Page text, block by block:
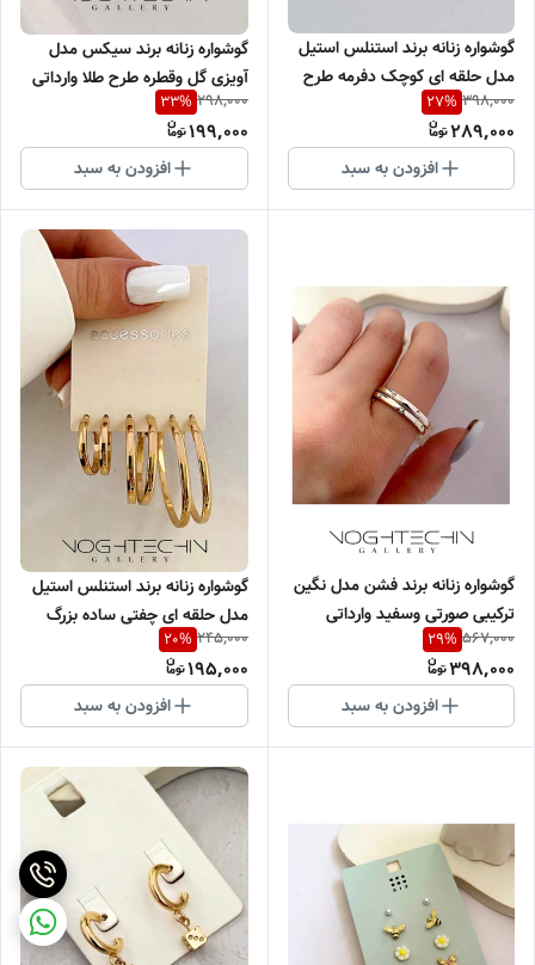
گوشواره زنانه برند استنلس استیل
مدل حلقه ای کوچک دفرمه طرح
طلا وارداتی
398,000
27%
289,000
افزودن به سبد
گوشواره زنانه برند سیکس مدل
آویزی گل وقطره طرح طلا وارداتی
298,000
33%
199,000
افزودن به سبد
گوشواره زنانه برند فشن مدل نگین
ترکیبی صورتی وسفید وارداتی
567,000
29%
398,000
افزودن به سبد
گوشواره زنانه برند استنلس استیل
مدل حلقه ای چِفتی ساده بزرگ
وکوچک طرح طلا وارداتی
245,000
20%
195,000
افزودن به سبد